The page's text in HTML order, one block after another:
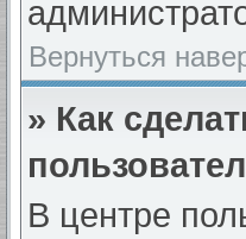
Вернуться
» Как
В центре